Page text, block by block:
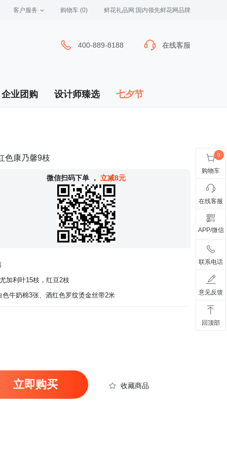
客户服务 购物车 (0) 鲜花礼品网:国内领先鲜花网品牌
400-889-8188 在线客服
400-889-8188 在线客服
企业团购 设计师臻选 七夕节
色康乃馨9枝
微信扫码下单 ， 立减8元
加利叶15枝，红豆2枝
牛奶棉3张、酒红色罗纹烫金丝带2米
立即购买 收藏商品
购物车
在线客服
APP/微信
联系电话
意见反馈
回顶部